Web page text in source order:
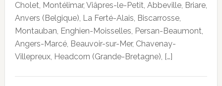
Cholet, Montélimar, Viâpres-le-Petit, Abbeville, Briare,
Anvers (Belgique), La Ferté-Alais, Biscarrosse,
Montauban, Enghien-Moisselles, Persan-Beaumont,
Angers-Marcé, Beauvoir-sur-Mer, Chavenay-
Villepreux, Headcorn (Grande-Bretagne), […]